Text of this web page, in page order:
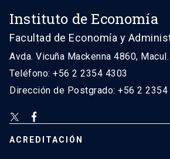
Instituto de Economía
Facultad de Economía y
Avda. Vicuña Mackenna 4860,
Teléfono: +56 2 2354 4303
Dirección de Postgrado: +56 2 2354
ACREDITACIÓN